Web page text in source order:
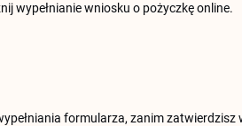
wypełnianie wniosku o pożyczkę online.
formularza, zanim zatwierdzisz